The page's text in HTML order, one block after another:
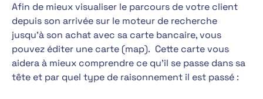
Afin de mieux visualiser le parcours de votre client
depuis son arrivée sur le moteur de recherche
jusqu’à son achat avec sa carte bancaire, vous
pouvez éditer une carte (map). Cette carte vous
aidera à mieux comprendre ce qu’il se passe dans sa
tête et par quel type de raisonnement il est passé :